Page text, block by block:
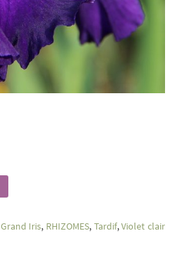
Grand Iris, RHIZOMES, Tardif,Violet clair